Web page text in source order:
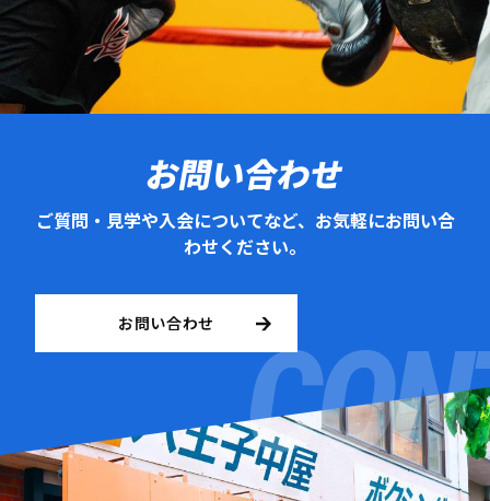
お問い合わせ
ご質問・見学や入会についてなど、お気軽にお問い合
わせください。
お問い合わせ